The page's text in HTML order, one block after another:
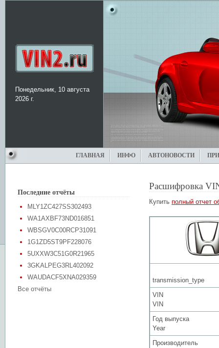
Понедельник, 10 августа
2026 г.
ГЛАВНАЯ ИНФО АВТОНОВОСТИ
Последние отчёты
MLY1ZC427SS302493
WA1AXBF73ND016851
WBSGV0C00RCP31091
1G1ZD5ST9PF228076
5UXXW3C51G0R21965
3GKALPEG3RL402092
WAUDACF5XNA029359
Все отчёты
Расшифровка
Купить полный отчет
transmission_type
VIN
VIN
Год выпуска
Year
Производитель